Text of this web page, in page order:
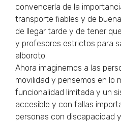
convencerla de la
transporte fiables y de
de llegar tarde y de tener
y profesores estrictos para
alboroto.
Ahora imaginemos a las
movilidad y pensemos en lo
funcionalidad limitada y un
accesible y con fallas
personas con discapacidad